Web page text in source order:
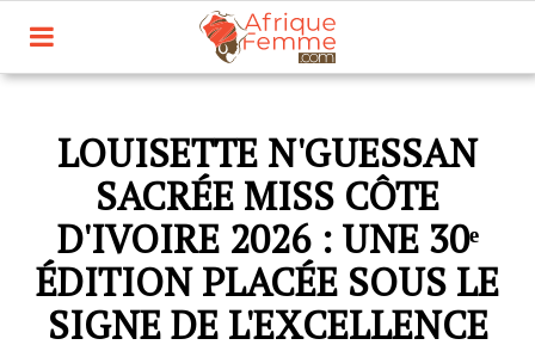
LOUISETTE N'GUESSAN
SACRÉE MISS CÔTE
D'IVOIRE 2026 : UNE 30ᵉ
ÉDITION PLACÉE SOUS LE
SIGNE DE L'EXCELLENCE